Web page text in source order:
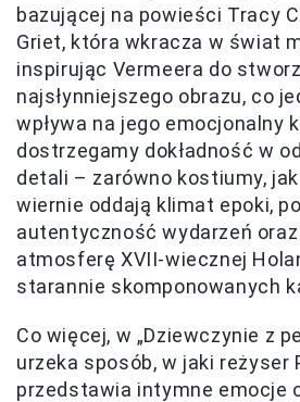
bazującej na powieści Tracy
Griet, która wkracza w świat
inspirując Vermeera do
najsłynniejszego obrazu, co
wpływa na jego emocjonalny
dostrzegamy dokładność w
detali – zarówno kostiumy,
wiernie oddają klimat epoki,
autentyczność wydarzeń
atmosferę XVII-wiecznej
starannie skomponowanych
Co więcej, w „Dziewczynie z
urzeka sposób, w jaki reżyser
przedstawia intymne emocje